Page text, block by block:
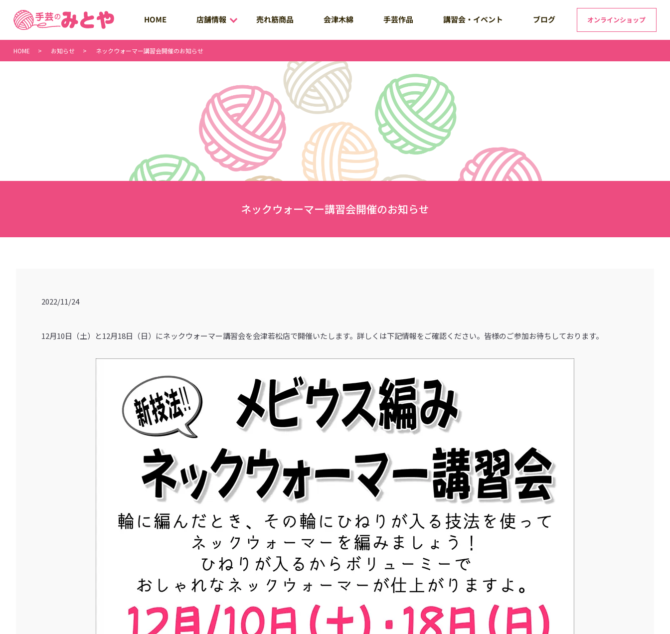
オンラインショップ
HOME 店舗情報 売れ筋商品 会津木綿 手芸作品 講習会・イベント ブログ
HOME お知らせ ネックウォーマー講習会開催のお知らせ
ネックウォーマー講習会開催のお知らせ
2022/11/24
12月10日（土）と12月18日（日）にネックウォーマー講習会を会津若松店で開催いたします。詳しくは下記情報をご確認ください。皆様のご参加お待ちしております。